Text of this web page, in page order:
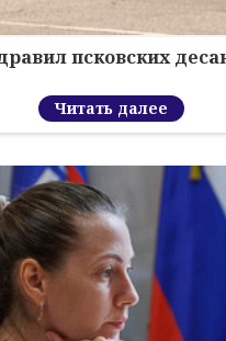
псковских
Читать далее